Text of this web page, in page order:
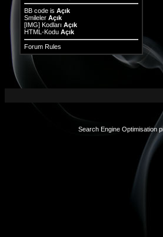
BB code is Açık
Smileler Açık
[IMG] Kodları Açık
HTML-Kodu Açık
Forum Rules
Search Engine Optimisation